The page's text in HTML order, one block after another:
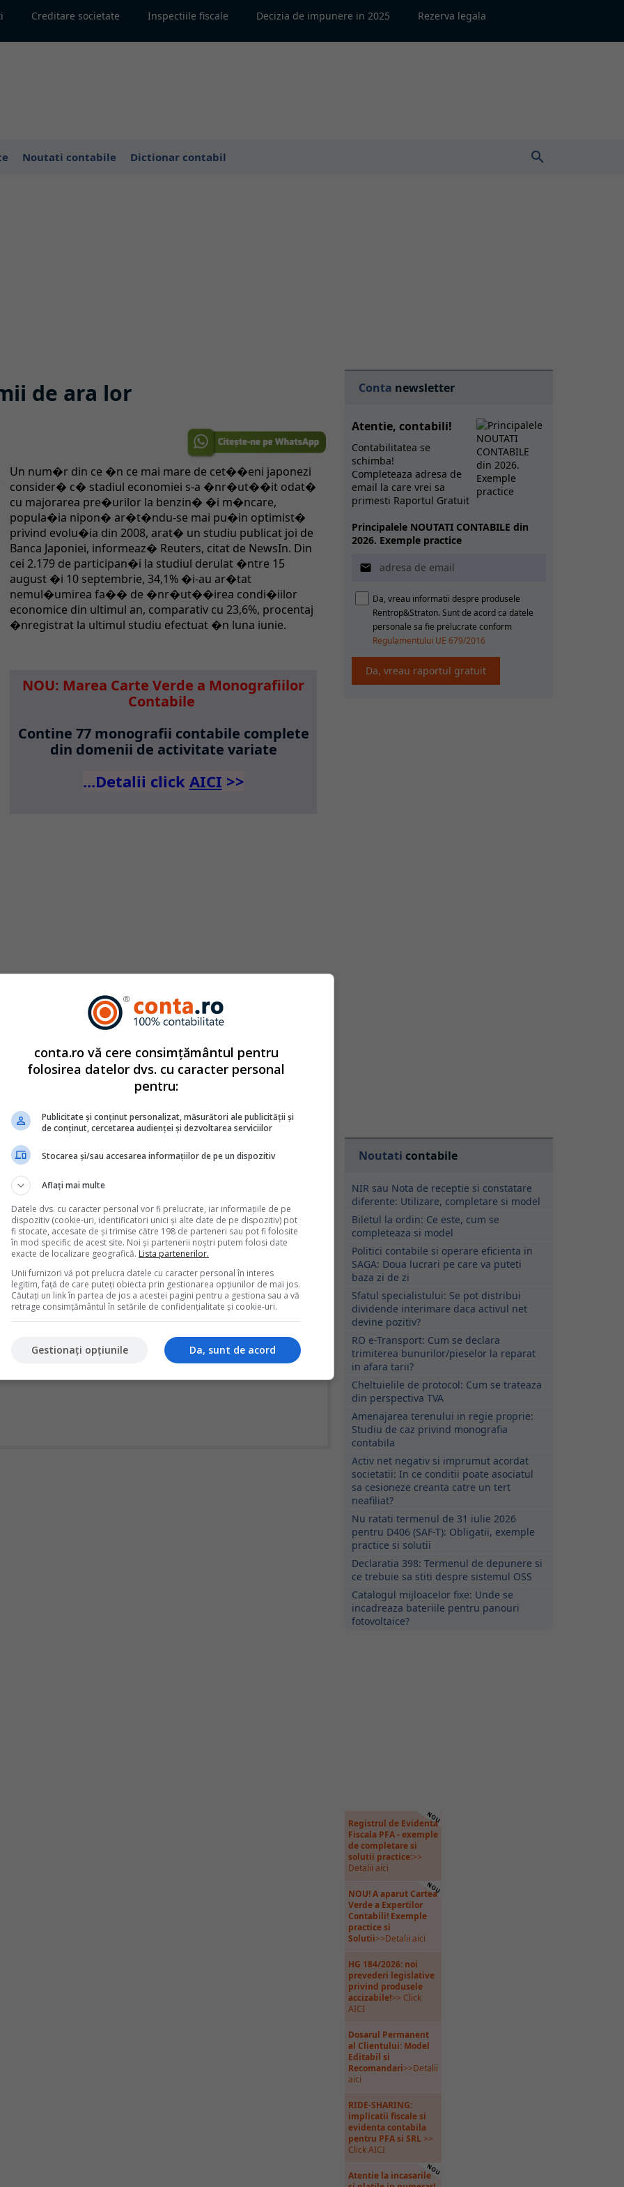
Creditare societate Inspectiile fiscale Decizia de impunere in 2025 Rezerva legala
Noutati contabile Dictionar contabil search
de ara lor
Un num�r din ce �n ce mai mare de cet��eni japonezi
consider� c� stadiul economiei s-a �nr�ut��it odat�
cu majorarea pre�urilor la benzin� �i m�ncare,
popula�ia nipon� ar�t�ndu-se mai pu�in optimist�
privind evolu�ia din 2008, arat� un studiu publicat joi de
Banca Japoniei, informeaz� Reuters, citat de NewsIn. Din
cei 2.179 de participan�i la studiul derulat �ntre 15
august �i 10 septembrie, 34,1% �i-au ar�tat
nemul�umirea fa�� de �nr�ut��irea condi�iilor
economice din ultimul an, comparativ cu 23,6%, procentaj
�nregistrat la ultimul studiu efectuat �n luna iunie.
NOU: Marea Carte Verde a Monografiilor
Contabile
Contine 77 monografii contabile complete
din domenii de activitate variate
...Detalii click AICI >>
din autori cu experienta dovedita pe domenii precum
Colectivul si-a propus sa creeze continut interesant si bine
Va oferim solutii utile pentru orice dilema legislativa cu
contabile complete
catre Asociat: Monografie Contabila
implica atat inregistrari contabile specifice, cat si
veniturilor obtinute de asociat.In acest articol prezentam care
catre asociat in etapa lichidarii societatii, ce documente
corespunzatoare si ce aspecte trebuie avute in vedere pentru
florarii: vanzari, stocuri si flori degradate
contabil atent, av&acirc;nd &icirc;n vedere specificul
i diversitatea operaiunilor economice desfurate zilnic.
la v&acirc;nzrile directe si online, toate aceste operaiuni
gestionare eficient a afacerii i respectarea obligaiilor
Conta newsletter
Atentie, contabili!
Contabilitatea se
schimba!
Completeaza adresa de
email la care vrei sa
primesti Raportul Gratuit
Principalele NOUTATI CONTABILE din
2026. Exemple practice

Da, vreau informatii despre produsele
Rentrop&Straton. Sunt de acord ca datele
personale sa fie prelucrate conform
Regulamentului UE 679/2016
Noutati contabile
NIR sau Nota de receptie si constatare
diferente: Utilizare, completare si model
Biletul la ordin: Ce este, cum se
completeaza si model
Politici contabile si operare eficienta in
SAGA: Doua lucrari pe care va puteti
baza zi de zi
Sfatul specialistului: Se pot distribui
dividende interimare daca activul net
devine pozitiv?
RO e-Transport: Cum se declara
trimiterea bunurilor/pieselor la reparat
in afara tarii?
Cheltuielile de protocol: Cum se trateaza
din perspectiva TVA
Amenajarea terenului in regie proprie:
Studiu de caz privind monografia
contabila
Activ net negativ si imprumut acordat
societatii: In ce conditii poate asociatul
sa cesioneze creanta catre un tert
neafiliat?
Nu ratati termenul de 31 iulie 2026
pentru D406 (SAF-T): Obligatii, exemple
practice si solutii
Declaratia 398: Termenul de depunere si
ce trebuie sa stiti despre sistemul OSS
Catalogul mijloacelor fixe: Unde se
incadreaza bateriile pentru panouri
fotovoltaice?
Registrul de Evidenta
Fiscala PFA - exemple
de completare si
solutii practice:>>
Detalii aici
NOU! A aparut Cartea
Verde a Expertilor
Contabili! Exemple
practice si
Solutii>>Detalii aici
HG 184/2026: noi
prevederi legislative
privind produsele
accizabile!>> Click
AICI
Dosarul Permanent
al Clientului: Model
Editabil si
Recomandari>>Detalii
aici
RIDE-SHARING:
implicatii fiscale si
evidenta contabila
pentru PFA si SRL>>
Click AICI
Atentie la incasarile
conta.ro vă cere consimțământul pentru
folosirea datelor dvs. cu caracter personal
pentru:
Publicitate și conținut personalizat, măsurători ale publicității și
de conținut, cercetarea audienței și dezvoltarea serviciilor
Stocarea și/sau accesarea informațiilor de pe un dispozitiv
Aflați mai multe
Datele dvs. cu caracter personal vor fi prelucrate, iar informațiile de pe
dispozitiv (cookie-uri, identificatori unici și alte date de pe dispozitiv) pot
fi stocate, accesate de și trimise către 198 de parteneri sau pot fi folosite
în mod specific de acest site. Noi și partenerii noștri putem folosi date
exacte de localizare geografică. Lista partenerilor.
Unii furnizori vă pot prelucra datele cu caracter personal în interes
legitim, față de care puteți obiecta prin gestionarea opțiunilor de mai jos.
Căutați un link în partea de jos a acestei pagini pentru a gestiona sau a vă
retrage consimțământul în setările de confidențialitate și cookie-uri.
Da, sunt de acord
Gestionați opțiunile